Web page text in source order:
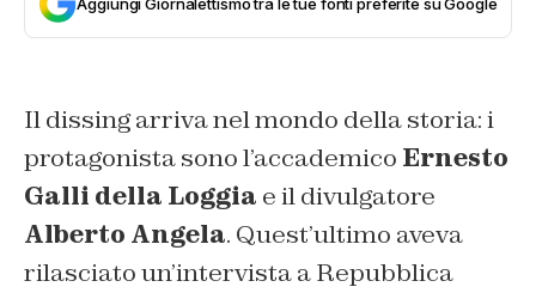
Il dissing arriva nel mondo della storia: i
protagonista sono l’accademico Ernesto
Galli della Loggia e il divulgatore
Alberto Angela. Quest’ultimo aveva
rilasciato un’intervista a Repubblica